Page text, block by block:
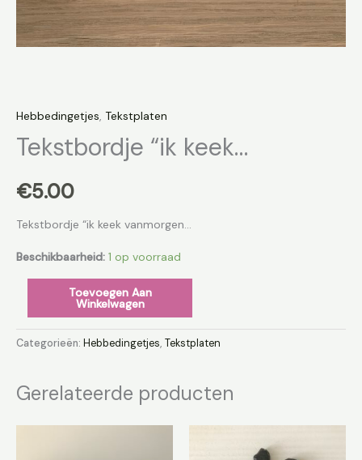
Hebbedingetjes, Tekstplaten
Tekstbordje “ik keek…
€5.00
Tekstbordje “ik keek vanmorgen…
Beschikbaarheid: 1 op voorraad
Toevoegen Aan
Winkelwagen
Categorieën: Hebbedingetjes, Tekstplaten
Gerelateerde producten